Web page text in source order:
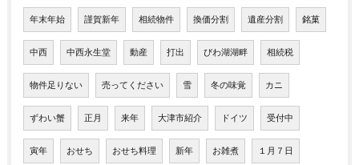
年末年始 謹賀新年 相続物件 換価分割 遺産分割 銘菓
中西 中西永生堂 動産 打出 びわ湖湖畔 相続税
物件足りない 売ってください 雪 冬の味覚 カニ
ずわい蟹 正月 来年 大津市紹介 ドイツ 受付中
寅年 おせち おせち料理 新年 お雑煮 １月７日